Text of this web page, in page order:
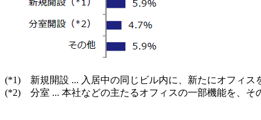
(*1) 新規開設 ... 入居中の同じビル内に、新たにオフィス
(*2) 分室 ... 本社などの主たるオフィスの一部機能を、そ